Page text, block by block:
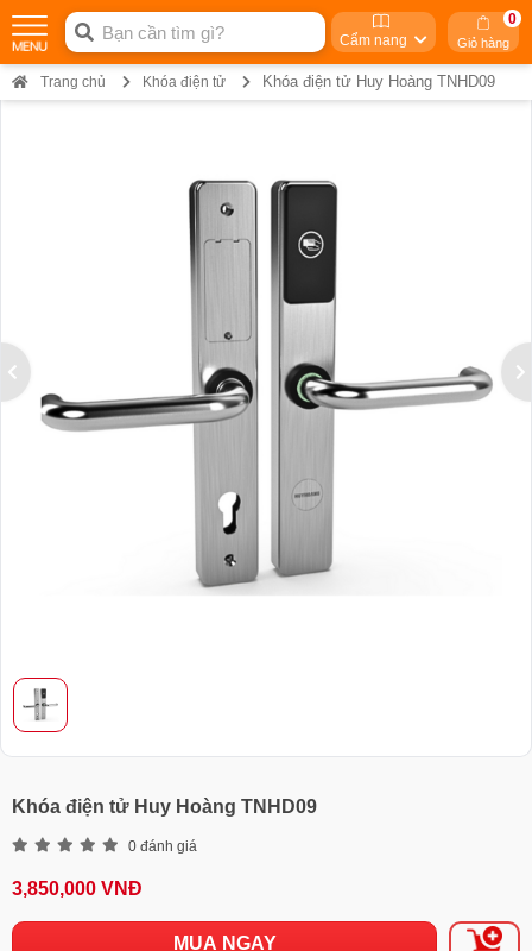
Cẩm nang Giỏ hàng
0
Trang chủ Khóa điện tử Khóa điện tử Huy Hoàng TNHD09
Khóa điện tử Huy Hoàng TNHD09
0 đánh giá
3,850,000 VNĐ
MUA NGAY